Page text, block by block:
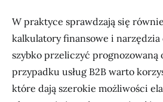
W praktyce sprawdzają się
kalkulatory finansowe i narzędzia
szybko przeliczyć prognozowaną
przypadku usług B2B warto
które dają szerokie możliwości